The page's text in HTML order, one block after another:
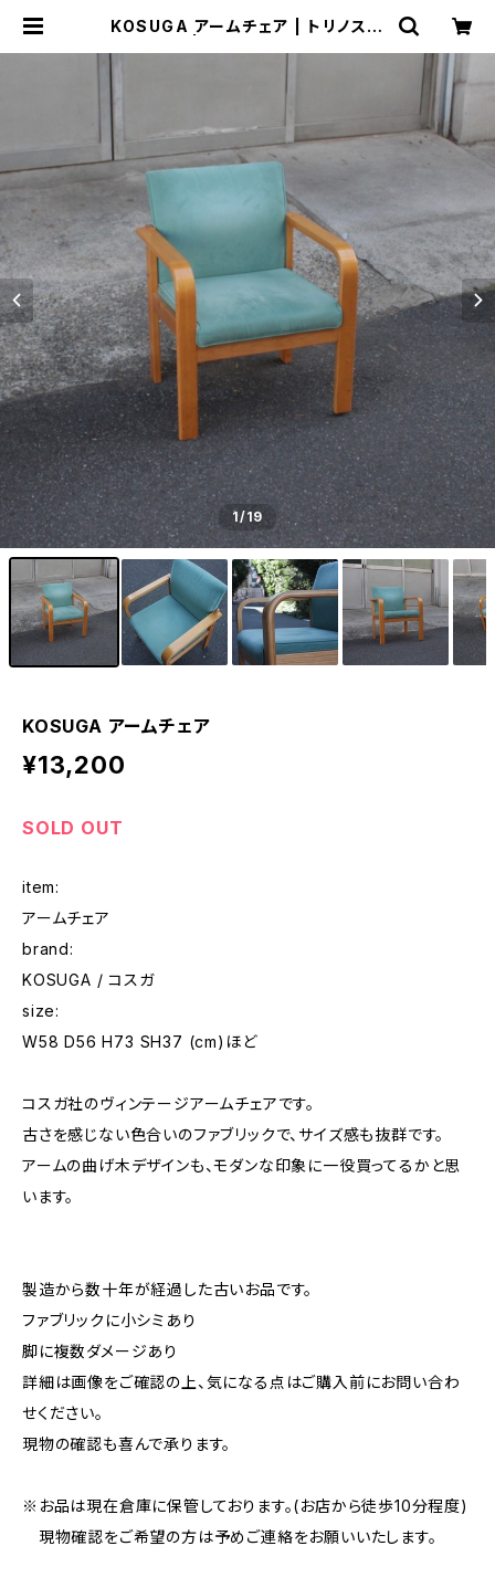
KOSUGA アームチェア | トリノス-t
1/19
KOSUGA アームチェア
¥13,200
SOLD OUT
item:
アームチェア
brand:
KOSUGA / コスガ
size:
W58 D56 H73 SH37 (cm)ほど
コスガ社のヴィンテージアームチェアです。
古さを感じない色合いのファブリックで、サイズ感も抜群です。
アームの曲げ木デザインも、モダンな印象に一役買ってるかと思
います。
製造から数十年が経過した古いお品です。
ファブリックに小シミあり
脚に複数ダメージあり
詳細は画像をご確認の上、気になる点はご購入前にお問い合わ
せください。
現物の確認も喜んで承ります。
※お品は現在倉庫に保管しております。(お店から徒歩10分程度)
現物確認をご希望の方は予めご連絡をお願いいたします。